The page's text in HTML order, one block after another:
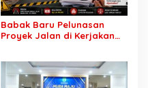
Babak Baru Pelunasan
Proyek Jalan di Kerjakan
Ada Dugaan Pemalsuan
Tanda Tangan, Aparat